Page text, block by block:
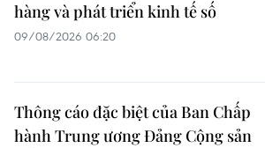
hàng và phát triển kinh tế số
09/08/2026 06:20
Thông cáo đặc biệt của Ban Chấp
hành Trung ương Đảng Cộng sản